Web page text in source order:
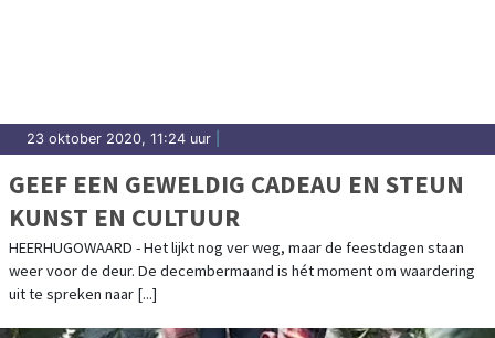
23 oktober 2020, 11:24 uur
GEEF EEN GEWELDIG CADEAU EN STEUN
KUNST EN CULTUUR
HEERHUGOWAARD - Het lijkt nog ver weg, maar de feestdagen staan
weer voor de deur. De decembermaand is hét moment om waardering
uit te spreken naar [...]